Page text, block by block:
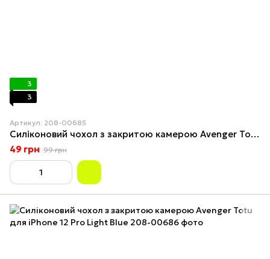
3
3
Артикул: 208-00685
Силіконовий чохол з закритою камерою Avenger Totu для iPhone 12 Pro Purple
49 грн 99 грн